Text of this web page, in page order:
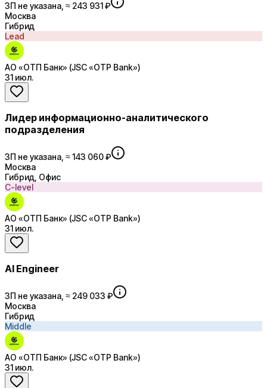
ЗП не указана, ≈ 243 931 ₽
Москва
Гибрид
Lead
АО «ОТП Банк» (JSC «OTP Bank»)
31 июл.
Лидер информационно-аналитического
подразделения
ЗП не указана, ≈ 143 060 ₽
Москва
Гибрид, Офис
C-level
АО «ОТП Банк» (JSC «OTP Bank»)
31 июл.
AI Engineer
ЗП не указана, ≈ 249 033 ₽
Москва
Гибрид
Middle
АО «ОТП Банк» (JSC «OTP Bank»)
31 июл.